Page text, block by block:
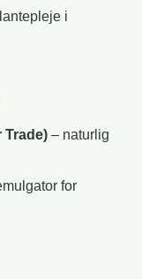
i
Trade) – naturlig
for